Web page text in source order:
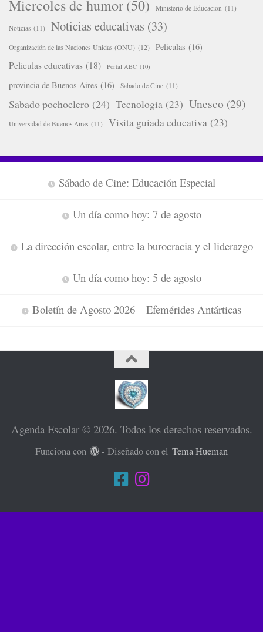
Miercoles de humor(50) Ministerio de Educacion (11)
Noticias (11) Noticias educativas (33)
Organización de las Naciones Unidas (ONU) (12) Peliculas (16)
Peliculas educativas (18) Portal ABC (10)
provincia de Buenos Aires (16) Sabado de Cine (11)
Sabado pochoclero (24) Tecnologia (23) Unesco (29)
Universidad de Buenos Aires (11) Visita guiada educativa (23)
Sábado de Cine: Educación Especial
Un día como hoy: 7 de agosto
La dirección escolar, entre la burocracia y el liderazgo
Un día como hoy: 5 de agosto
Boletín de Agosto 2026 – Efemérides Antárticas
Agenda Escolar © 2026. Todos los derechos reservados.
Funciona con - Diseñado con elTema Hueman